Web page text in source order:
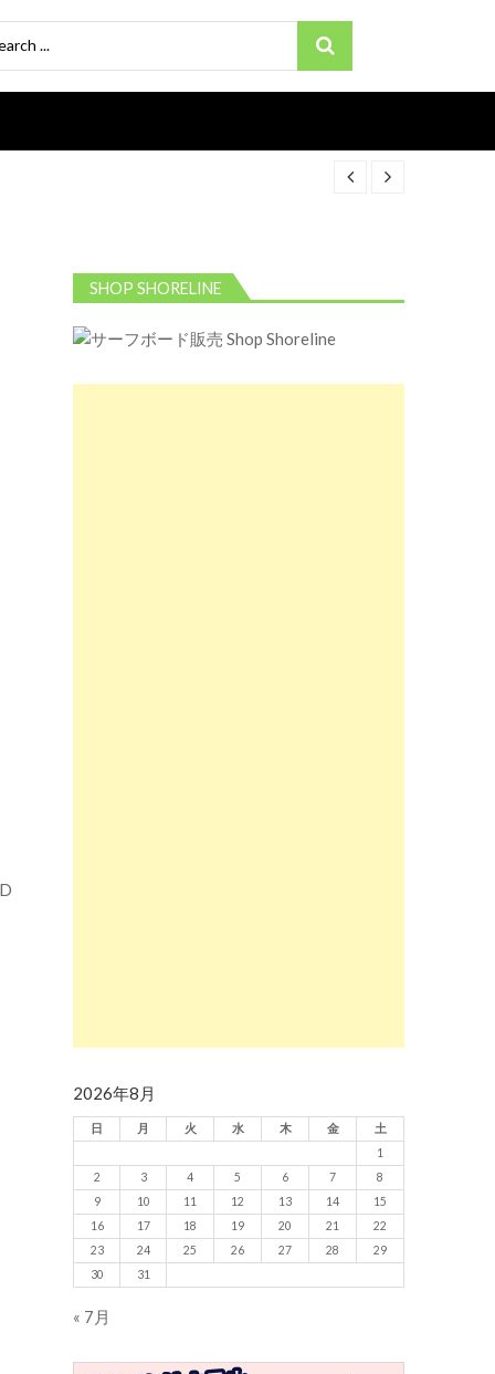
SHOP SHORELINE
2026年8月
日 月 火 水 木 金
土
1
2
3 4 5 6 7
8
9
10 11 12 13 14
15
16
17 18 19 20 21
22
23
24 25 26 27 28
29
30
31
« 7月